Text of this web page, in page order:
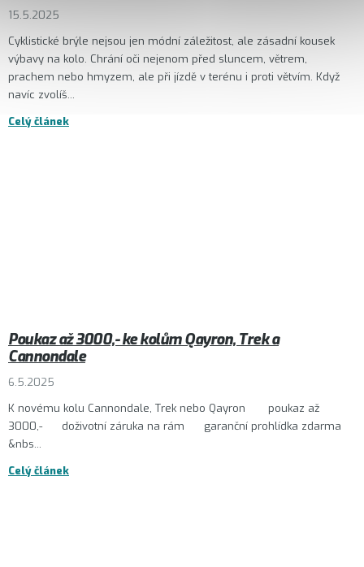
15.5.2025
Cyklistické brýle nejsou jen módní záležitost, ale zásadní kousek
výbavy na kolo. Chrání oči nejenom před sluncem, větrem,
prachem nebo hmyzem, ale při jízdě v terénu i proti větvím. Když
navíc zvolíš...
Celý článek
Poukaz až 3000,- ke kolům Qayron, Trek a
Cannondale
6.5.2025
K novému kolu Cannondale, Trek nebo Qayron poukaz až
3000,- doživotní záruka na rám garanční prohlídka zdarma
&nbs...
Celý článek